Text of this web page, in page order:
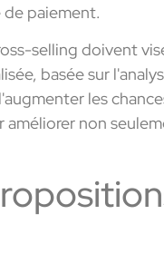
de paiement.
selling doivent
basée sur
les
non